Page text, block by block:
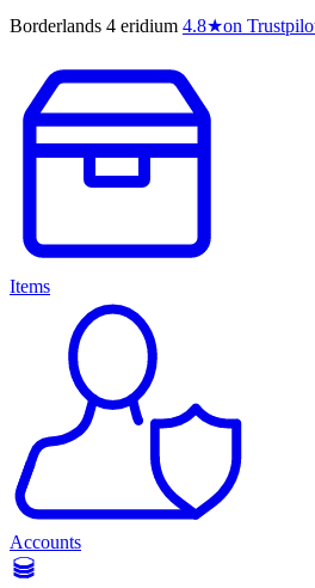
Borderlands 4 eridium 4.8★on
Items
Accounts